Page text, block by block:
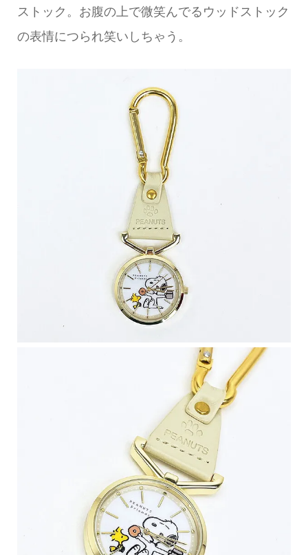
ストック。お腹の上で微笑んでるウッドストック
の表情につられ笑いしちゃう。